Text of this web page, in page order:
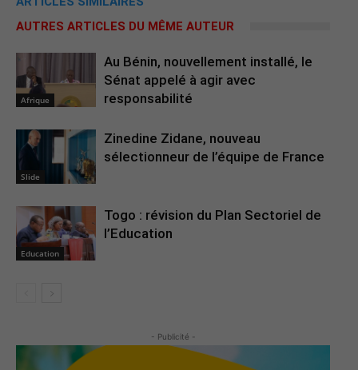
AUTRES ARTICLES DU MÊME AUTEUR
Afrique
Au Bénin, nouvellement installé, le
Sénat appelé à agir avec
responsabilité
Slide
Zinedine Zidane, nouveau
sélectionneur de l’équipe de France
Education
Togo : révision du Plan Sectoriel de
l’Education
- Publicité -